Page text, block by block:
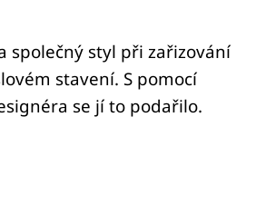
společný styl při zařizování
stavení. S pomocí
se jí to podařilo.